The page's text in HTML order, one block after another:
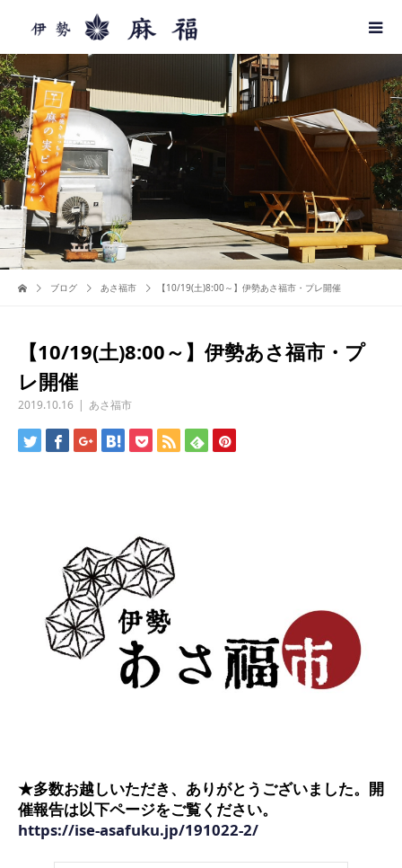
ブログ あさ福市 【10/19(土)8:00～】伊勢あさ福市・プレ開催
【10/19(土)8:00～】伊勢あさ福市・プ
レ開催
2019.10.16 あさ福市
★多数お越しいただき、ありがとうございました。開
催報告は以下ページをご覧ください。
https://ise-asafuku.jp/191022-2/